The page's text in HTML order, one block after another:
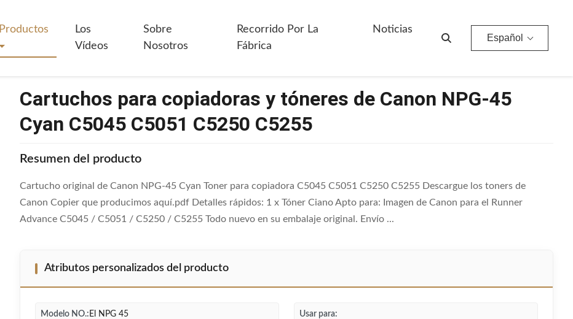
Productos
Los
Vídeos
Sobre
Nosotros
Recorrido Por La
Fábrica
Noticias
Español
Cartuchos para copiadoras y tóneres de Canon NPG-45
Cyan C5045 C5051 C5250 C5255
Resumen del producto
Cartucho original de Canon NPG-45 Cyan Toner para copiadora C5045 C5051 C5250 C5255 Descargue los toners de
Canon Copier que producimos aquí.pdf Detalles rápidos: 1 x Tóner Ciano Apto para: Imagen de Canon para el Runner
Advance C5045 / C5051 / C5250 / C5255 Todo nuevo en su embalaje original. Envío ...
Atributos personalizados del producto
Modelo NO.: El NPG 45
Usar para: